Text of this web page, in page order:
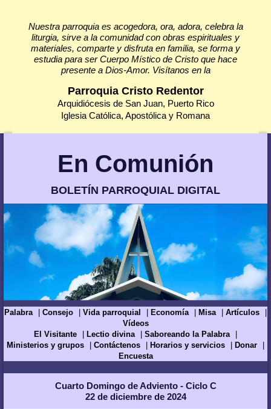
Nuestra parroquia es acogedora, ora, adora, celebra la
liturgia, sirve a la comunidad con obras espirituales y
materiales, comparte y disfruta en familia, se forma y
estudia para ser Cuerpo Místico de Cristo que hace
presente a Dios-Amor. Visítanos en la
Parroquia Cristo Redentor
Arquidiócesis de San Juan, Puerto Rico
Iglesia Católica, Apostólica y Romana
En Comunión
BOLETÍN PARROQUIAL DIGITAL
Palabra Consejo Vida parroquial Economía Misa
Artículos
Vídeos
El Visitante
Lectio divina
Saboreando la Palabra
Ministerios y grupos
Contáctenos Horarios y servicios
Donar
Encuesta
Cuarto Domingo de Adviento - Ciclo C
22 de diciembre de 2024